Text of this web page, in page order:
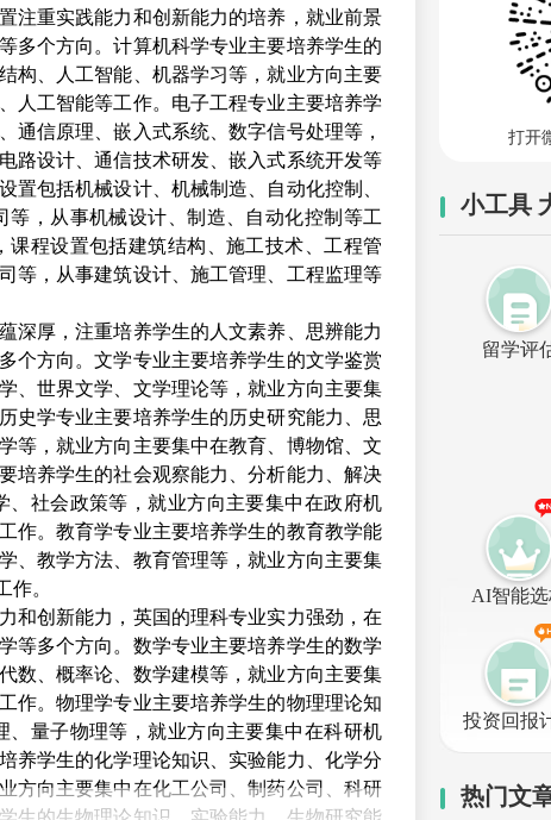
注重实践能力和创新能力的培养，就业前景
多个方向。计算机科学专业主要培养学生的
构、人工智能、机器学习等，就业方向主要
人工智能等工作。电子工程专业主要培养学
通信原理、嵌入式系统、数字信号处理等，
路设计、通信技术研发、嵌入式系统开发等
包括机械设计、机械制造、自动化控制、
，从事机械设计、制造、自动化控制等工
程设置包括建筑结构、施工技术、工程管
等，从事建筑设计、施工管理、工程监理等
深厚，注重培养学生的人文素养、思辨能力
个方向。文学专业主要培养学生的文学鉴赏
、世界文学、文学理论等，就业方向主要集
史学专业主要培养学生的历史研究能力、思
等，就业方向主要集中在教育、博物馆、文
培养学生的社会观察能力、分析能力、解决
社会政策等，就业方向主要集中在政府机
作。教育学专业主要培养学生的教育教学能
、教学方法、教育管理等，就业方向主要集
。
和创新能力，英国的理科专业实力强劲，在
等多个方向。数学专业主要培养学生的数学
数、概率论、数学建模等，就业方向主要集
作。物理学专业主要培养学生的物理理论知
量子物理等，就业方向主要集中在科研机
养学生的化学理论知识、实验能力、化学分
方向主要集中在化工公司、制药公司、科研
打开
小工具
留学评
AI智能选
投资回报
热门文